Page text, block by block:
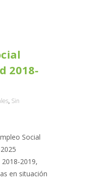
2018-
, Sin
Social
2019,
en situación